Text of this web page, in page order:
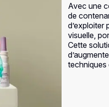
Avec une
de
d’exploiter
visuelle,
Cette
techniques